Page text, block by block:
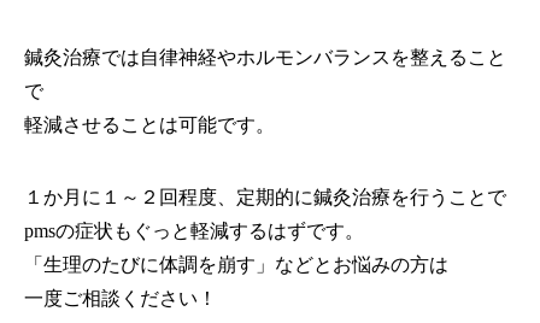
鍼灸治療では自律神経やホルモンバランスを整えること
で
軽減させることは可能です。
１か月に１～２回程度、定期的に鍼灸治療を行うことで
pmsの症状もぐっと軽減するはずです。
「生理のたびに体調を崩す」などとお悩みの方は
一度ご相談ください！